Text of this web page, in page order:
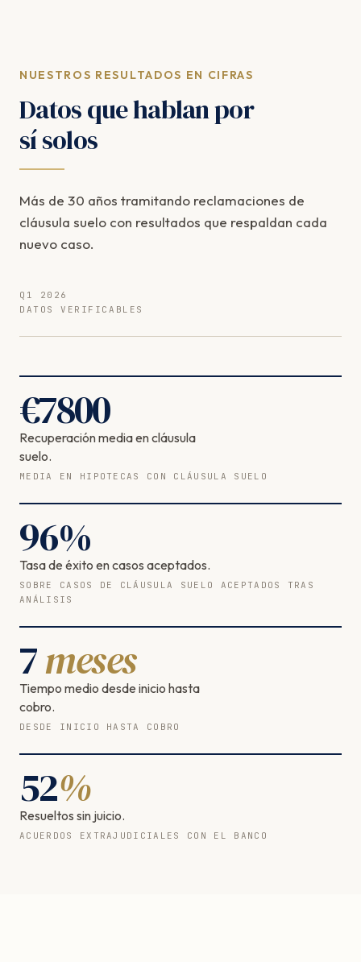
NUESTROS RESULTADOS EN CIFRAS
Datos que hablan por
sí solos
Más de 30 años tramitando reclamaciones de
cláusula suelo con resultados que respaldan cada
nuevo caso.
Q1 2026
DATOS VERIFICABLES
€7800
Recuperación media en cláusula
suelo.
MEDIA EN HIPOTECAS CON CLÁUSULA SUELO
96%
Tasa de éxito en casos aceptados.
SOBRE CASOS DE CLÁUSULA SUELO ACEPTADOS TRAS
ANÁLISIS
7meses
Tiempo medio desde inicio hasta
cobro.
DESDE INICIO HASTA COBRO
52%
Resueltos sin juicio.
ACUERDOS EXTRAJUDICIALES CON EL BANCO